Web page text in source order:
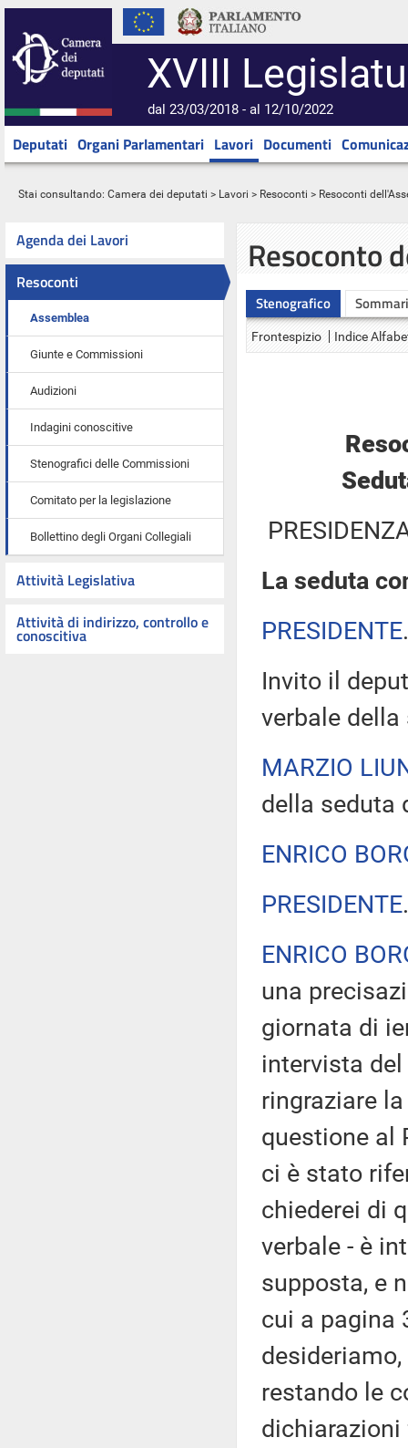
XVIII
dal 23/03/2018 - al 12/10/2022
Deputati Organi Parlamentari Lavori Documenti
Stai consultando: Camera dei deputati > Lavori > Resoconti > Resoconti
Agenda dei Lavori
Resoconti
Assemblea
Giunte e Commissioni
Audizioni
Indagini conoscitive
Stenografici delle Commissioni
Comitato per la legislazione
Bollettino degli Organi Collegiali
Attività Legislativa
Attività di indirizzo, controllo e
conoscitiva
Resoconto
Stenografico
Frontespizio Indice
La seduta
PRESIDENTE
Invito il
verbale della
MARZIO
della seduta
ENRICO
PRESIDENTE
ENRICO
una
giornata di
intervista
ringraziare
questione al
ci è stato
chiederei di
verbale - è
supposta, e
cui a pagina
restando le